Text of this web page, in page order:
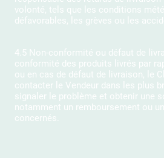
volonté, tels que les conditions
défavorables, les grèves ou les
4.5 Non-conformité ou défaut de
conformité des produits livrés par
ou en cas de défaut de livraison, le
contacter le Vendeur dans les plus
signaler le problème et obtenir une
notamment un remboursement ou
concernés.